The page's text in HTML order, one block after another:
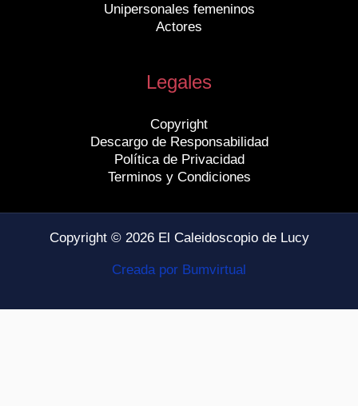
Unipersonales femeninos
Actores
Legales
Copyright
Descargo de Responsabilidad
Política de Privacidad
Terminos y Condiciones
Copyright © 2026 El Caleidoscopio de Lucy
Creada por Bumvirtual